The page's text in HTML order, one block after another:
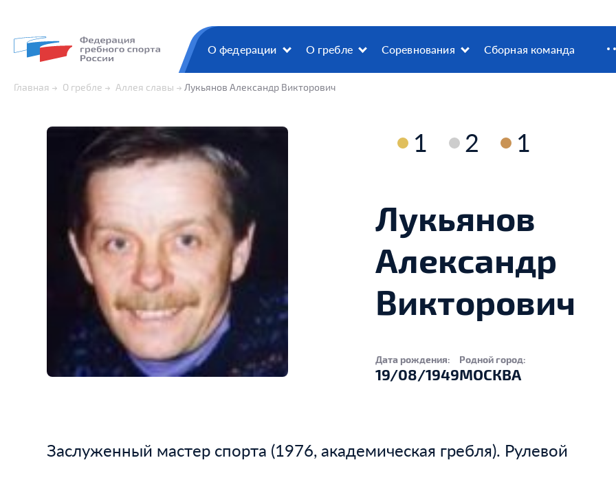
О федерации О гребле Соревнования Сборная команда
Главная О гребле Аллея славы Лукьянов Александр Викторович
1 2 1
Лукьянов
Александр
Викторович
Дата рождения:
19/08/1949
Родной город:
МОСКВА
Заслуженный мастер спорта (1976, академическая гребля). Рулевой